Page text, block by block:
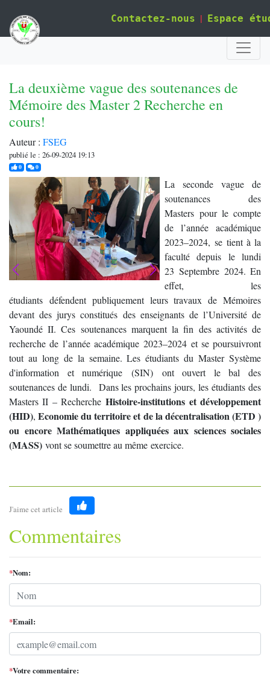
Contactez-nous | Espace
La deuxième vague des soutenances de
Mémoire des Master 2 Recherche en
cours!
Auteur : FSEG
publié le : 26-09-2024 19:13
0j'aime0commentaires
La seconde vague de
soutenances des
Masters pour le compte
de l’année académique
2023–2024, se tient à la
faculté depuis le lundi
23 Septembre 2024. En
effet, les
étudiants défendent publiquement leurs travaux de Mémoires
devant des jurys constitués des enseignants de l’Université de
Yaoundé II. Ces soutenances marquent la fin des activités de
recherche de l’année académique 2023–2024 et se poursuivront
tout au long de la semaine. Les étudiants du Master Système
d'information et numérique (SIN) ont ouvert le bal des
soutenances de lundi. Dans les prochains jours, les étudiants des
Masters II – RechercheHistoire-institutions et développement
(HID),Economie du territoire et de la décentralisation (ETD )
ou encore Mathématiques appliquées aux sciences sociales
(MASS) vont se soumettre au même exercice.
J'aime cet article
Like
Commentaires
*Nom:
*Email:
*Votre commentaire: